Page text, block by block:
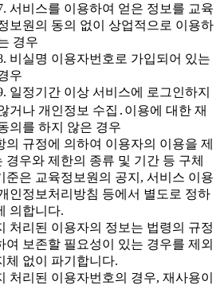
서비스를 이용하여 얻은 정보를 교육
보원의 동의 없이 상업적으로 이용하
경우
비실명 이용자번호로 가입되어 있는
우
일정기간 이상 서비스에 로그인하지
거나 개인정보 수집․이용에 대한 재
의를 하지 않은 경우
규정에 의하여 이용자의 이용을 제
경우와 제한의 종류 및 기간 등 구체
준은 교육정보원의 공지, 서비스 이용
인정보처리방침 등에서 별도로 정하
의합니다.
처리된 이용자의 정보는 법령의 규정
여 보존할 필요성이 있는 경우를 제외
체 없이 파기합니다.
처리된 이용자번호의 경우, 재사용이